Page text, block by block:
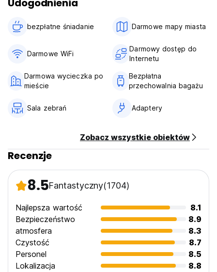
Udogodnienia
bezpłatne śniadanie‎ Darmowe mapy miasta
Darmowe WiFi
Darmowy dostęp do
Internetu
Darmowa wycieczka po
mieście
Bezpłatna
przechowalnia bagażu
Sala zebrań Adaptery
Zobacz wszystkie obiektów
Recenzje
8.5Fantastyczny(1704)
Najlepsza wartość
8.1
Bezpieczeństwo
8.9
atmosfera
8.3
Czystość
8.7
Personel
8.5
Lokalizacja
8.8